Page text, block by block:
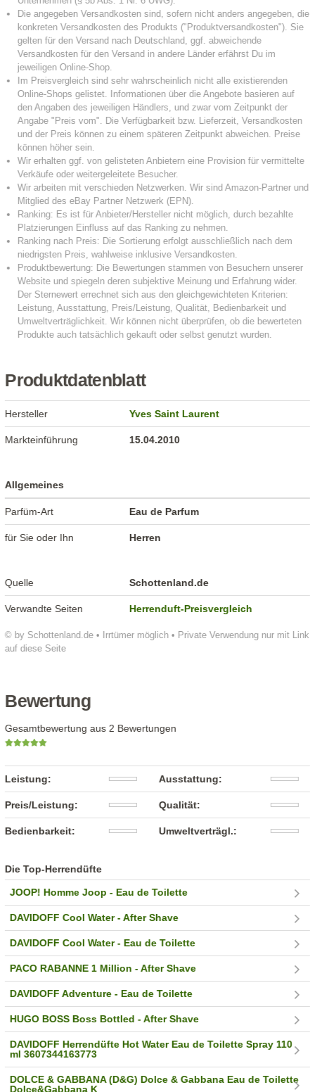
Produktdatenblatt
© by Schottenland.de • Irrtümer möglich • Private Verwendung nur mit Link
auf diese Seite
Hersteller Yves Saint Laurent
Markteinführung 15.04.2010
Allgemeines
Parfüm-Art Eau de Parfum
für Sie oder Ihn Herren
Quelle Schottenland.de
Verwandte Seiten Herrenduft-Preisvergleich
Bewertung
Gesamtbewertung aus 2 Bewertungen
Leistung: Ausstattung:
Preis/Leistung: Qualität:
Bedienbarkeit: Umweltverträgl.:
Die Top-Herrendüfte
JOOP! Homme Joop - Eau de Toilette
DAVIDOFF Cool Water - After Shave
DAVIDOFF Cool Water - Eau de Toilette
PACO RABANNE 1 Million - After Shave
DAVIDOFF Adventure - Eau de Toilette
HUGO BOSS Boss Bottled - After Shave
DAVIDOFF Herrendüfte Hot Water Eau de Toilette Spray 110
ml 3607344163773
DOLCE & GABBANA (D&G) Dolce & Gabbana Eau de Toilette
Dolce&Gabbana K